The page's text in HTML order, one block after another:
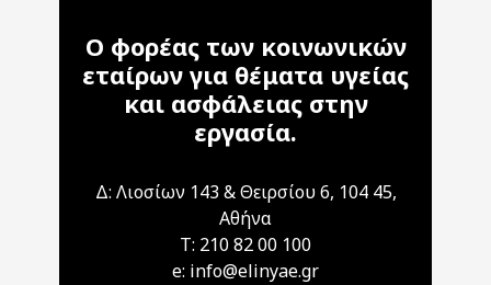
Ο φορέας των κοινωνικών
εταίρων για θέματα υγείας
και ασφάλειας στην
εργασία.
Δ: Λιοσίων 143 & Θειρσίου 6, 104 45,
Αθήνα
T: 210 82 00 100
e: info@elinyae.gr